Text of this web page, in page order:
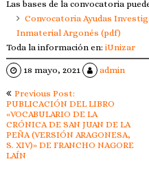
Las bases de la convocatoria
Convocatoria Ayudas
Inmaterial Argonés (pdf)
Toda la información en: iUnizar
18 mayo, 2021 admin
Navegación
de
entradas
Previous Post:
PUBLICACIÓN DEL LIBRO
«VOCABULARIO DE LA
CRÓNICA DE SAN JUAN DE LA
PEÑA (VERSIÓN ARAGONESA,
S. XIV)» DE FRANCHO NAGORE
LAÍN